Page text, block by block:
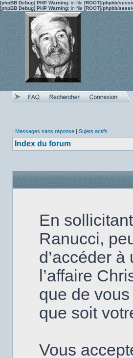
[phpBB Debug] PHP Warning: in file [ROOT]/phpbb/
[phpBB Debug] PHP Warning: in file [ROOT]/phpbb/
| Messages sans réponse | Sujets actifs
Index du forum
En
Ranucci,
d’accéder
l’affaire
que de vous
que soit
Vous